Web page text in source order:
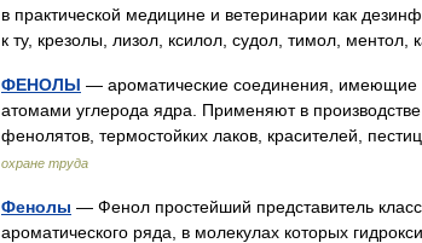
в практической медицине и ветеринарии как
к ту, крезолы, лизол, ксилол, судол, тимол,
ФЕНОЛЫ — ароматические соединения, имеющие
атомами углерода ядра. Применяют в
фенолятов, термостойких лаков, красителей,
охране труда
Фенолы — Фенол простейший представитель
ароматического ряда, в молекулах которых